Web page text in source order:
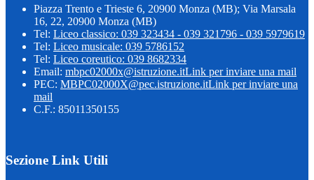
Piazza Trento e Trieste 6, 20900 Monza (MB); Via Marsala
16, 22, 20900 Monza (MB)
Tel: Liceo classico: 039 323434 - 039 321796 - 039 5979619
Tel: Liceo musicale: 039 5786152
Tel: Liceo coreutico: 039 8682334
Email: mbpc02000x@istruzione.itLink per inviare una mail
PEC: MBPC02000X@pec.istruzione.itLink per inviare una
mail
C.F.: 85011350155
Sezione Link Utili